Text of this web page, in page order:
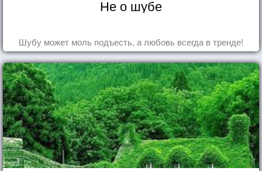
Не о шубе
Шубу может моль подъесть, а любовь всегда в тренде!